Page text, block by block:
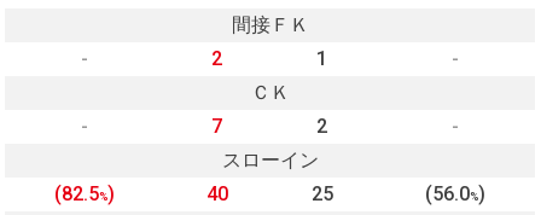
間接ＦＫ
-
2 1
-
ＣＫ
-
7 2
-
スローイン
(82.5%) 40 25 (56.0%)